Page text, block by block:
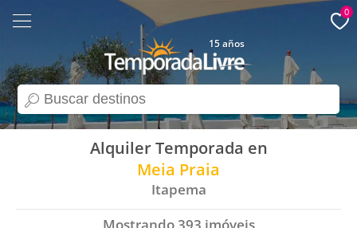
search
15 años
0
Alquiler Temporada en
Meia Praia
Itapema